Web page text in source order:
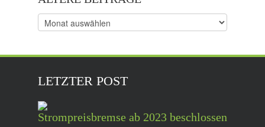
Ältere
Beiträge
LETZTER POST
Strompreisbremse ab 2023 beschlossen